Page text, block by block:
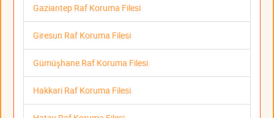
Gaziantep Raf Koruma Filesi
Giresun Raf Koruma Filesi
Gümüşhane Raf Koruma Filesi
Hakkari Raf Koruma Filesi